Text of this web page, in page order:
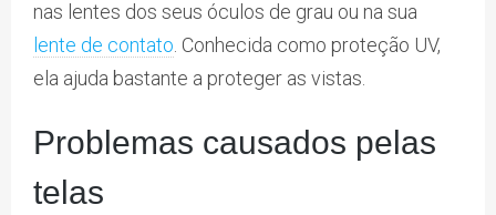
nas lentes dos seus óculos de grau ou na sua
lente de contato . Conhecida como proteção UV,
ela ajuda bastante a proteger as vistas.
Problemas causados pelas
telas